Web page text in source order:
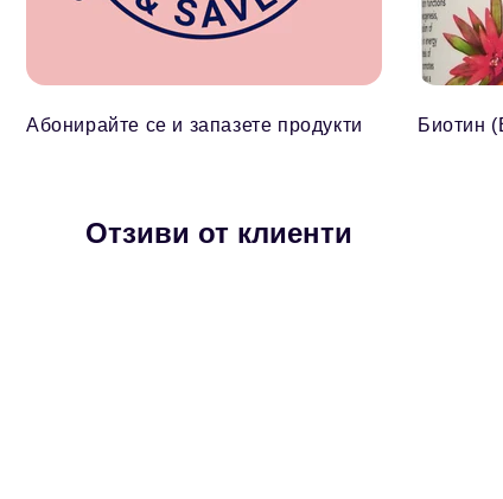
Абонирайте се и запазете продукти Биотин
Отзиви от клиенти